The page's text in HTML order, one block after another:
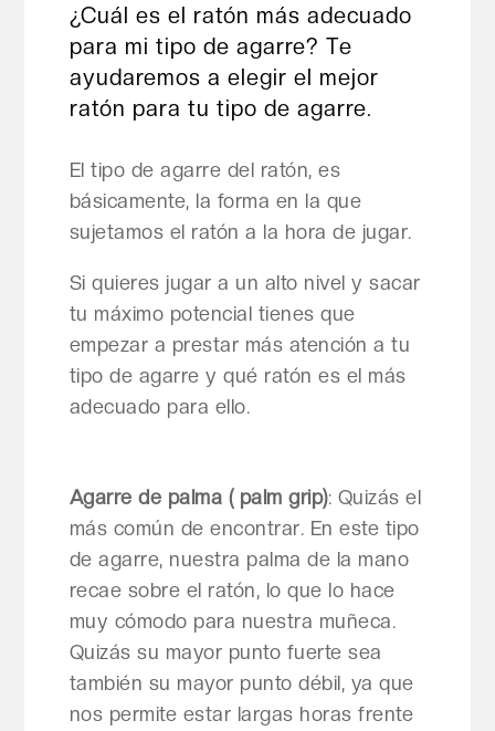
¿Cuál es el ratón más adecuado
para mi tipo de agarre? Te
ayudaremos a elegir el mejor
ratón para tu tipo de agarre.
El tipo de agarre del ratón, es
básicamente, la forma en la que
sujetamos el ratón a la hora de jugar.
Si quieres jugar a un alto nivel y sacar
tu máximo potencial tienes que
empezar a prestar más atención a tu
tipo de agarre y qué ratón es el más
adecuado para ello.
Agarre de palma ( palm grip): Quizás el
más común de encontrar. En este tipo
de agarre, nuestra palma de la mano
recae sobre el ratón, lo que lo hace
muy cómodo para nuestra muñeca.
Quizás su mayor punto fuerte sea
también su mayor punto débil, ya que
nos permite estar largas horas frente